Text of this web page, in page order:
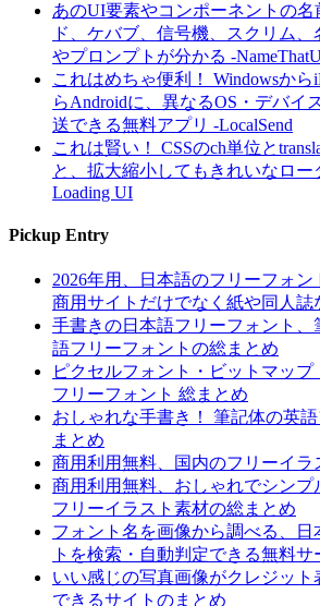
あのUI要素やコンポーネントの名
ド、ケバブ、信号機、スクリム
やプロンプトが分かる -
これはめちゃ便利！ Windowsから
らAndroidに、異なるOS・デバイ
送できる無料アプリ -LocalSend
これは賢い！ CSSのch単位と
と、拡大縮小してもきれいなロ
Loading UI
Pickup Entry
2026年用、日本語のフリーフォン
商用サイトだけでなく紙や同人誌
手書きの日本語フリーフォント、
語フリーフォントの総まとめ
ピクセルフォント・ビットマッ
フリーフォント 総まとめ
おしゃれな手書き！ 筆記体の英
まとめ
商用利用無料、国内のフリーイラ
商用利用無料、おしゃれでシンプ
フリーイラスト素材の総まとめ
フォント名を画像から調べる、日
トを検索・自動判定できる無料
いい感じの写真画像がクレジット
できるサイトのまとめ